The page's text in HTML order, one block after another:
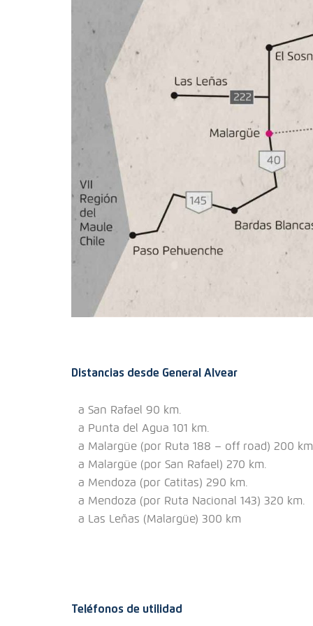
Distancias desde General Alvear
a San Rafael 90 km.
a Punta del Agua 101 km.
a Malargüe (por Ruta 188 – off road) 200 km
a Malargüe (por San Rafael) 270 km.
a Mendoza (por Catitas) 290 km.
a Mendoza (por Ruta Nacional 143) 320 km.
a Las Leñas (Malargüe) 300 km
Teléfonos de utilidad